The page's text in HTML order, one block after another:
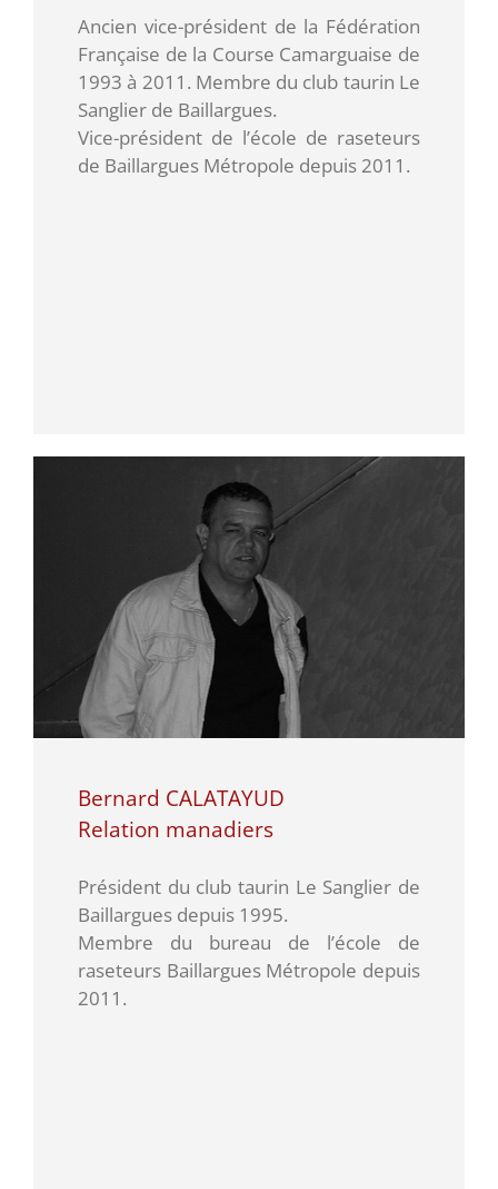
Ancien vice-président de la Fédération
Française de la Course Camarguaise de
1993 à 2011. Membre du club taurin Le
Sanglier de Baillargues.
Vice-président de l’école de raseteurs
de Baillargues Métropole depuis 2011.
Bernard CALATAYUD
Relation manadiers
Président du club taurin Le Sanglier de
Baillargues depuis 1995.
Membre du bureau de l’école de
raseteurs Baillargues Métropole depuis
2011.